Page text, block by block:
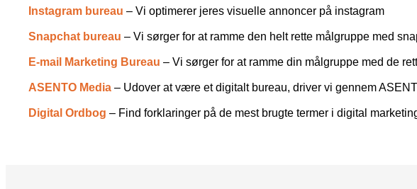
Instagram bureau – Vi optimerer jeres visuelle annoncer på instagram
Snapchat bureau – Vi sørger for at ramme den helt rette målgruppe med
E-mail Marketing Bureau – Vi sørger for at ramme din målgruppe med de
ASENTO Media – Udover at være et digitalt bureau, driver vi gennem
Digital Ordbog – Find forklaringer på de mest brugte termer i digital